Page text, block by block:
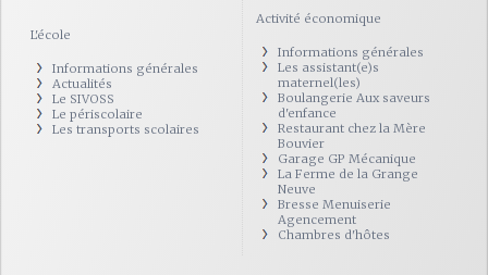
L'école
Informations générales
Actualités
Le SIVOSS
Le périscolaire
Les transports scolaires
Activité économique
Informations générales
Les assistant(e)s
maternel(les)
Boulangerie Aux saveurs
d'enfance
Restaurant chez la Mère
Bouvier
Garage GP Mécanique
La Ferme de la Grange
Neuve
Bresse Menuiserie
Agencement
Chambres d'hôtes